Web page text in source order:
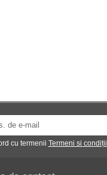
cu termenii Termeni si condiții